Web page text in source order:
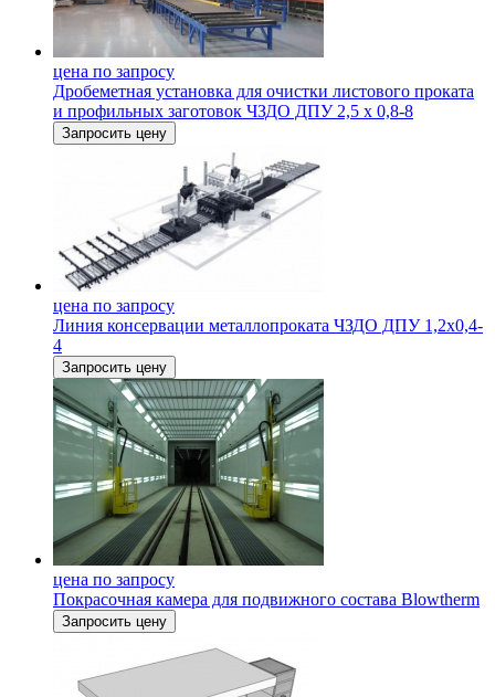
цена по запросу
Дробеметная установка для очистки листового проката
и профильных заготовок ЧЗДО ДПУ 2,5 х 0,8-8
Запросить цену
цена по запросу
Линия консервации металлопроката ЧЗДО ДПУ 1,2х0,4-
4
Запросить цену
цена по запросу
Покрасочная камера для подвижного состава Blowtherm
Запросить цену